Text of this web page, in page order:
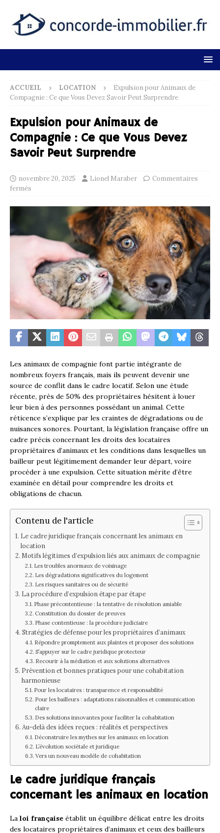
ACCUEIL LOCATION
Expulsion pour Animaux de
Compagnie : Ce que Vous Devez Savoir Peut Surprendre
Expulsion pour Animaux de
Compagnie : Ce que Vous Devez
Savoir Peut Surprendre
novembre 20, 2025 Lionel Maraber
Commentaires
fermés
Les animaux de compagnie font partie intégrante de
nombreux foyers français, mais ils peuvent devenir une
source de conflit dans le cadre locatif. Selon une étude
récente, près de 50% des propriétaires hésitent à louer
leur bien à des personnes possédant un animal. Cette
réticence s’explique par les craintes de dégradations ou de
nuisances sonores. Pourtant, la législation française offre un
cadre précis concernant les droits des locataires
propriétaires d’animaux et les conditions dans lesquelles un
bailleur peut légitimement demander leur départ, voire
procéder à une expulsion. Cette situation mérite d’être
examinée en détail pour comprendre les droits et
obligations de chacun.
Contenu de l'article
Le cadre juridique français concernant les animaux en
location
Motifs légitimes d’expulsion liés aux animaux de compagnie
Les troubles anormaux de voisinage
Les dégradations significatives du logement
Les risques sanitaires ou de sécurité
La procédure d’expulsion étape par étape
Phase précontentieuse : la tentative de résolution amiable
Constitution du dossier de preuves
Phase contentieuse : la procédure judiciaire
Stratégies de défense pour les propriétaires d’animaux
Répondre promptement aux plaintes et proposer des solutions
S’appuyer sur le cadre juridique protecteur
Recourir à la médiation et aux solutions alternatives
Prévention et bonnes pratiques pour une cohabitation
harmonieuse
Pour les locataires : transparence et responsabilité
Pour les bailleurs : adaptations raisonnables et communication
claire
Des solutions innovantes pour faciliter la cohabitation
Au-delà des idées reçues : réalités et perspectives
Déconstruire les mythes sur les animaux en location
L’évolution sociétale et juridique
Vers un nouveau modèle de cohabitation
Le cadre juridique français
concernant les animaux en location
La loi française établit un équilibre délicat entre les droits
des locataires propriétaires d’animaux et ceux des bailleurs